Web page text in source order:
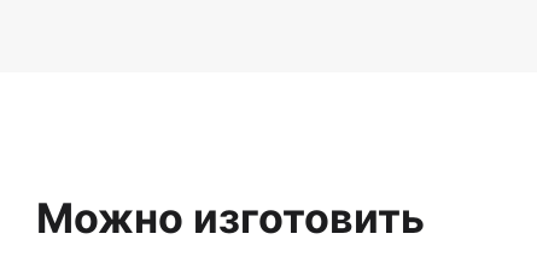
Можно изготовить